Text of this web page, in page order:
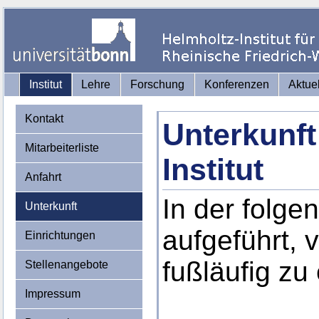
Institut Lehre Forschung Konferenzen
Kontakt
Mitarbeiterliste
Anfahrt
Unterkunft
Einrichtungen
Stellenangebote
Impressum
Institut
In der
aufgeführt,
fußläufig zu